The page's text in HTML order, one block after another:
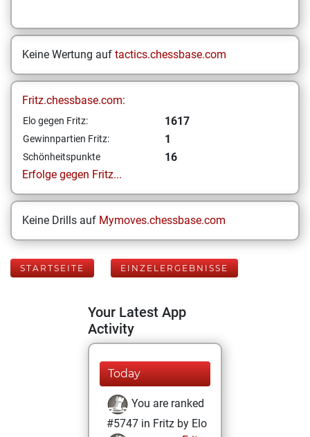
Keine Wertung auf tactics.chessbase.com
Fritz.chessbase.com:
Elo gegen Fritz: 1617
Gewinnpartien Fritz: 1
Schönheitspunkte
16
Erfolge gegen Fritz...
Keine Drills auf Mymoves.chessbase.com
STARTSEITE EINZELERGEBNISSE
Your Latest App
Activity
Today
You are ranked
#5747 in Fritz by Elo